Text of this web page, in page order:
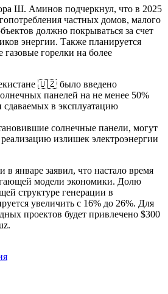
Ш. Аминов подчеркнул, что в 2025
частных домов, малого
должно покрываться за счет
энергии. Также планируется
газовые горелки на более
🇺🇿 было введено
панелей на не менее 50%
в эксплуатацию
солнечные панели, могут
излишек электроэнергии
январе заявил, что настало время
модели экономики. Долю
структуре генерации в
увеличить c 16% до 26%. Для
проектов будет привлечено $300